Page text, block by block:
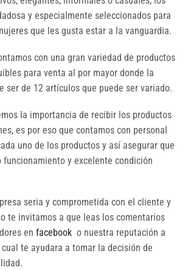
y especialmente seleccionados para
que les gusta estar a la vanguardia.
con una gran variedad de productos
para venta al por mayor donde la
ser de 12 artículos que puede ser variado.
la importancia de recibir los productos
es por eso que contamos con personal
uno de los productos y así asegurar que
y excelente condición
seria y comprometida con el cliente y
te invitamos a que leas los comentarios
en facebook o nuestra reputación a
te ayudara a tomar la decisión de